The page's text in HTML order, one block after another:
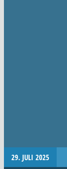
29. JULI 2025